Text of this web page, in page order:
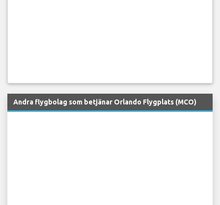
Andra flygbolag som betjänar Orlando Flygplats (MCO)